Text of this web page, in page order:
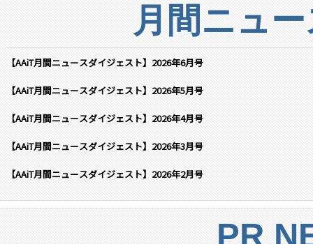
月間ニュ
【AAiT月間ニュースダイジェスト】2026年6月号
【AAiT月間ニュースダイジェスト】2026年5月号
【AAiT月間ニュースダイジェスト】2026年4月号
【AAiT月間ニュースダイジェスト】2026年3月号
【AAiT月間ニュースダイジェスト】2026年2月号
PR